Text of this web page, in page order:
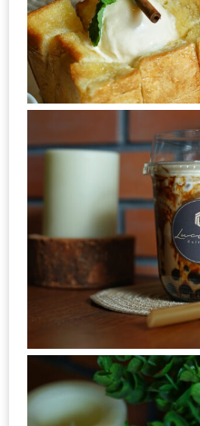
FACEBOOK
TIMELINE
POLICY
OKTOBERFEST
ที่
เทศกาล
เบียร์
ใหญ่
ที่สุด
โลก
กับ
โรง